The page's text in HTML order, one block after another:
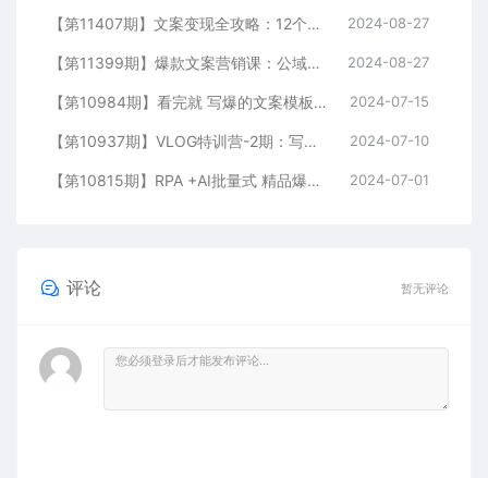
【第11407期】文案变现全攻略：12个技巧深度剖析，打造你的赚钱文案机器 2024-08-27
【第11399期】爆款文案营销课：公域转私域，涨粉成交一网打尽，各行业人士必备 2024-08-27
【第10984期】看完就 写爆的文案模板课，好文案/免费流量/快速成交/学好文案价值百万 2024-07-15
【第10937期】VLOG特训营-2期：写出10w+爆款文案，制作爆款视频 2024-07-10
【第10815期】RPA +AI批量式 精品爆文写作 日更实操营，打造24小时持续进账 2024-07-01
评论 暂无评论